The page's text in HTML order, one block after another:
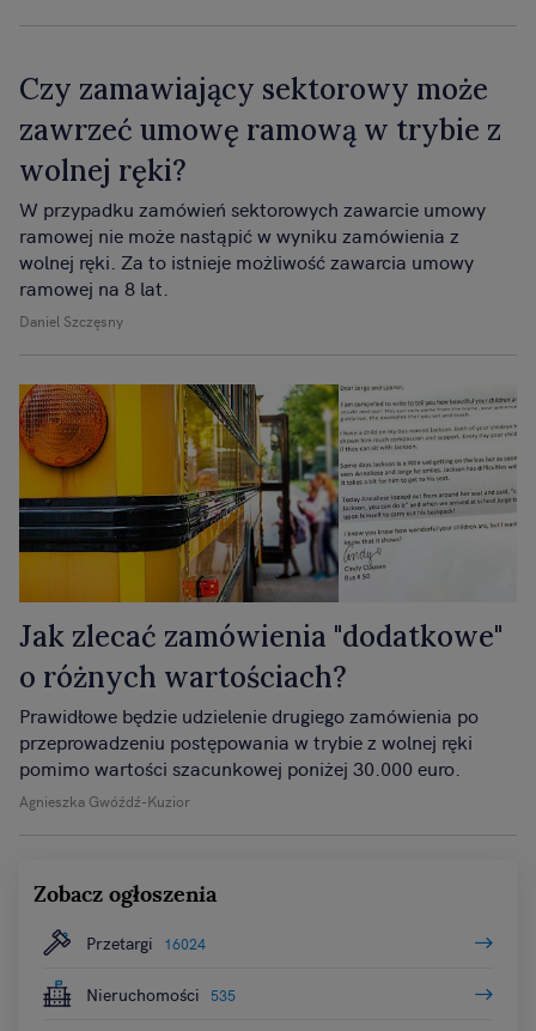
Czy zamawiający sektorowy może
zawrzeć umowę ramową w trybie z
wolnej ręki?
Daniel Szczęsny
W przypadku zamówień sektorowych zawarcie umowy
ramowej nie może nastąpić w wyniku zamówienia z
wolnej ręki. Za to istnieje możliwość zawarcia umowy
ramowej na 8 lat.
Jak zlecać zamówienia "dodatkowe"
o różnych wartościach?
Agnieszka Gwóźdź-Kuzior
Prawidłowe będzie udzielenie drugiego zamówienia po
przeprowadzeniu postępowania w trybie z wolnej ręki
pomimo wartości szacunkowej poniżej 30.000 euro.
Zobacz ogłoszenia
Przetargi 16024
Nieruchomości 535